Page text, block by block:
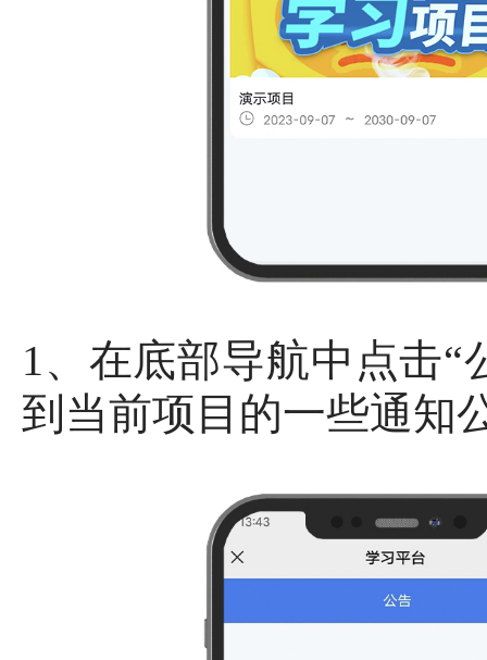
1、在底部导航中点击
到当前项目的一些通知